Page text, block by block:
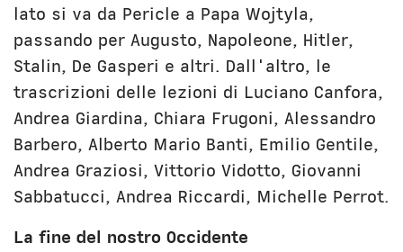
lato si va da Pericle a Papa Wojtyla,
passando per Augusto, Napoleone, Hitler,
Stalin, De Gasperi e altri. Dall'altro, le
trascrizioni delle lezioni di Luciano Canfora,
Andrea Giardina, Chiara Frugoni, Alessandro
Barbero, Alberto Mario Banti, Emilio Gentile,
Andrea Graziosi, Vittorio Vidotto, Giovanni
Sabbatucci, Andrea Riccardi, Michelle Perrot.
La fine del nostro Occidente